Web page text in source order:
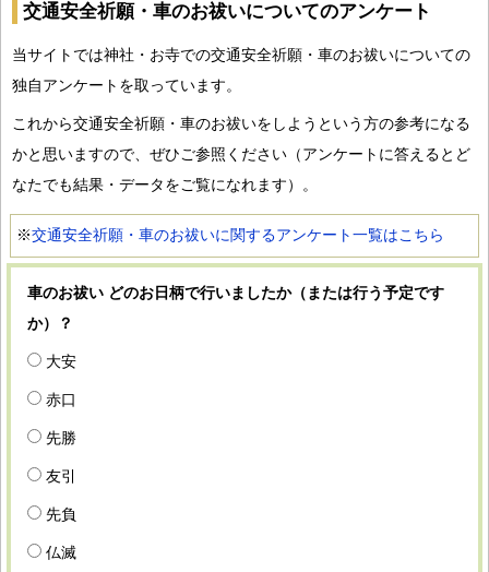
交通安全祈願・車のお祓いについてのアンケート
当サイトでは神社・お寺での交通安全祈願・車のお祓いについての
独自アンケートを取っています。
これから交通安全祈願・車のお祓いをしようという方の参考になる
かと思いますので、ぜひご参照ください（アンケートに答えるとど
なたでも結果・データをご覧になれます）。
※交通安全祈願・車のお祓いに関するアンケート一覧はこちら
車のお祓い どのお日柄で行いましたか（または行う予定です
か）？
大安
赤口
先勝
友引
先負
仏滅